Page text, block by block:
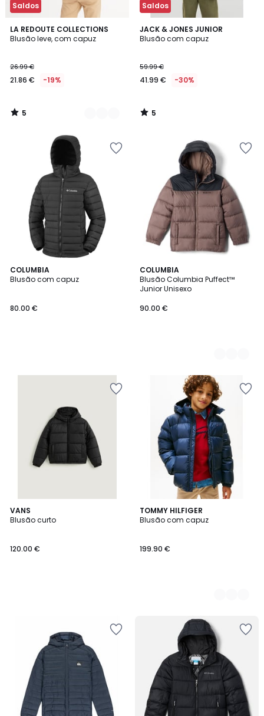
Saldos
LA REDOUTE COLLECTIONS
Blusão leve, com capuz
26.99 €
21.86 € -19%
5
/
2
Cores
5
/
Saldos
JACK & JONES JUNIOR
Blusão com capuz
59.99 €
41.99 € -30%
5
/
5
/
COLUMBIA
Blusão com capuz
80.00 €
COLUMBIA
Blusão Columbia Puffect™
Junior Unisexo
90.00 €
3
Cores
VANS
Blusão curto
120.00 €
TOMMY HILFIGER
Blusão com capuz
199.90 €
2
Cores